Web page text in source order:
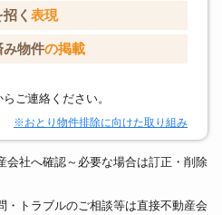
く 表現
み物件の掲載
らご連絡ください。
※おとり物件排除に向けた取り組み
社へ確認～必要な場合は訂正・削除
トラブルのご相談等は直接不動産会